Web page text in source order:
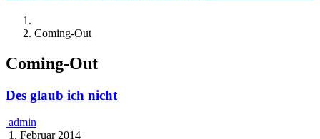
Coming-Out
Coming-Out
Des glaub ich nicht
admin
1. Februar 2014